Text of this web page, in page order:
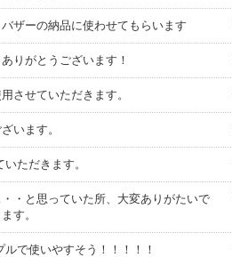
ザーの納品に使わせてもらいます
りがとうございます！
させていただきます。
います。
ただきます。
・と思っていた所、大変ありがたいで
す。
で使いやすそう！！！！！